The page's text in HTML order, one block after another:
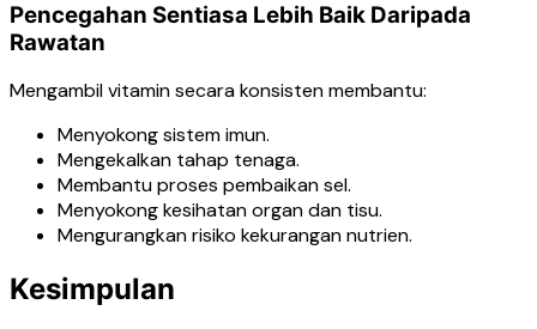
Pencegahan Sentiasa Lebih Baik Daripada
Rawatan
Mengambil vitamin secara konsisten membantu:
Menyokong sistem imun.
Mengekalkan tahap tenaga.
Membantu proses pembaikan sel.
Menyokong kesihatan organ dan tisu.
Mengurangkan risiko kekurangan nutrien.
Kesimpulan